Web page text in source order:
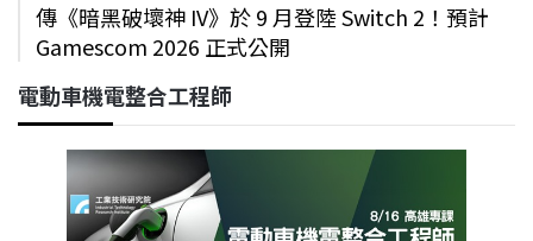
傳《暗黑破壞神 IV》於 9 月登陸 Switch 2！預計
Gamescom 2026 正式公開
電動車機電整合工程師